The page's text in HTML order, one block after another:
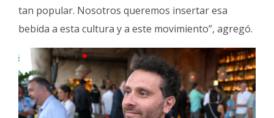
tan popular. Nosotros queremos insertar esa
bebida a esta cultura y a este movimiento”, agregó.